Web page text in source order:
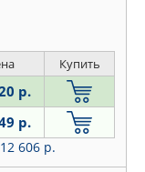
Купить
р.
р.
606 р.